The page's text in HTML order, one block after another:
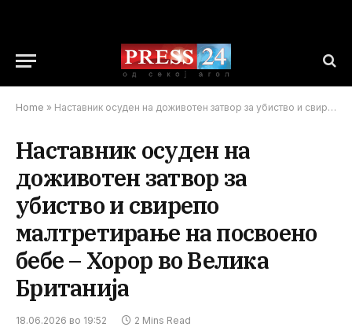
Home » Наставник осуден на доживотен затвор за убиство и свирепо малтретирање на посвоено бебе – Хорор во Велика Британија
Наставник осуден на
доживотен затвор за
убиство и свирепо
малтретирање на посвоено
бебе – Хорор во Велика
Британија
18.06.2026 во 19:52 2 Mins Read